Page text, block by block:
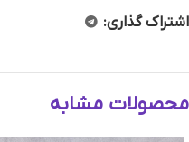
اشتراک گذاری:
محصولات مشابه